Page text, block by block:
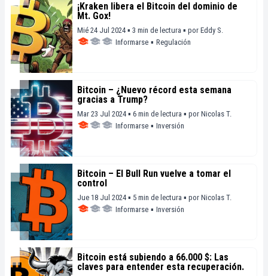
¡Kraken libera el Bitcoin del dominio de
Mt. Gox!
Mié 24 Jul 2024 ▪ 3 min de lectura ▪ por Eddy S.
Informarse ▪ Regulación
Bitcoin – ¿Nuevo récord esta semana
gracias a Trump?
Mar 23 Jul 2024 ▪ 6 min de lectura ▪ por Nicolas T.
Informarse ▪ Inversión
Bitcoin – El Bull Run vuelve a tomar el
control
Jue 18 Jul 2024 ▪ 5 min de lectura ▪ por Nicolas T.
Informarse ▪ Inversión
Bitcoin está subiendo a 66.000 $: Las
claves para entender esta recuperación.